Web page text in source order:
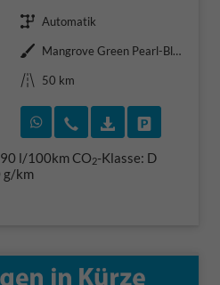
Getriebe Automatik
Außenfarbe
Mangrove Green Pearl-Black Roof
Kilometerstand 50 km
Rückruf vereinbaren
Wir rufen Sie an
l/100kmCO2-Klasse: D
g/km